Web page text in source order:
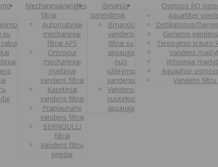
su
Mechaniniai/anglies
filtrai
Automatiniai
mechaniniai
filtrai AFS
Cintropur
mechaniniai
maišiniai
vandens filtrai
Kasetiniai
vandens filtrai
Praplaunami
vandens filtrai
BERNOULLI
filtrai
Vandens filtrų
priedai
Išmanūs
sprendimai
Išmanūs
vandens
filtrai su
apsauga
nuo
užliejimo
vandeniu
Vandens
nuotekio
apsauga
Osmoso RO
Aquafilter
Distiliatorius/
Geriamo
Tiesioginio srauto
Vandens
Virtuviniai
Aquaphor
Vandens filtru